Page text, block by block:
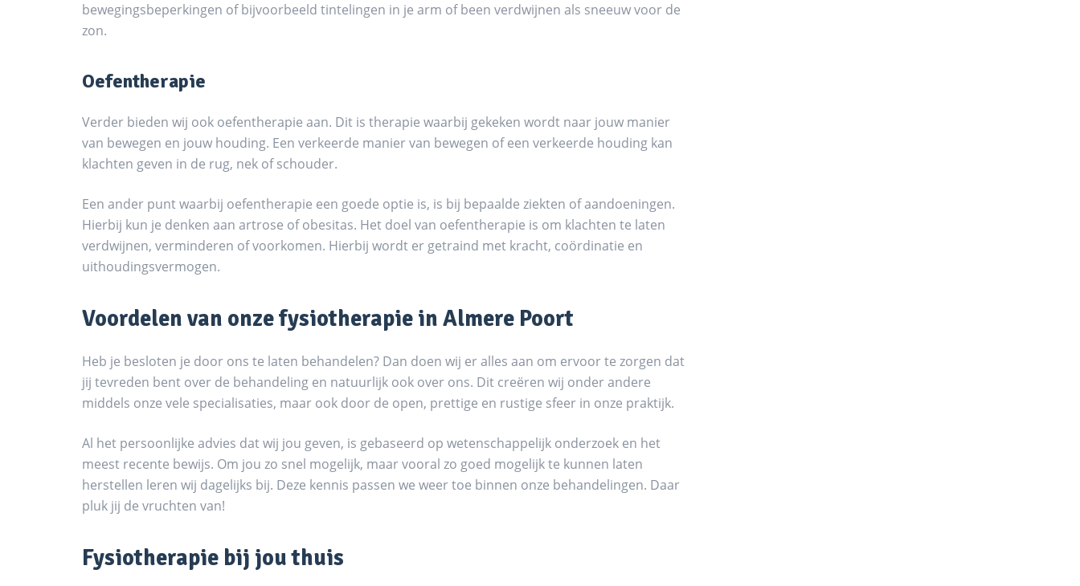
bewegingsbeperkingen of bijvoorbeeld tintelingen in je arm of been verdwijnen als sneeuw voor de
zon.
Oefentherapie
Verder bieden wij ook oefentherapie aan. Dit is therapie waarbij gekeken wordt naar jouw manier
van bewegen en jouw houding. Een verkeerde manier van bewegen of een verkeerde houding kan
klachten geven in de rug, nek of schouder.
Een ander punt waarbij oefentherapie een goede optie is, is bij bepaalde ziekten of aandoeningen.
Hierbij kun je denken aan artrose of obesitas. Het doel van oefentherapie is om klachten te laten
verdwijnen, verminderen of voorkomen. Hierbij wordt er getraind met kracht, coördinatie en
uithoudingsvermogen.
Voordelen van onze fysiotherapie in Almere Poort
Heb je besloten je door ons te laten behandelen? Dan doen wij er alles aan om ervoor te zorgen dat
jij tevreden bent over de behandeling en natuurlijk ook over ons. Dit creëren wij onder andere
middels onze vele specialisaties, maar ook door de open, prettige en rustige sfeer in onze praktijk.
Al het persoonlijke advies dat wij jou geven, is gebaseerd op wetenschappelijk onderzoek en het
meest recente bewijs. Om jou zo snel mogelijk, maar vooral zo goed mogelijk te kunnen laten
herstellen leren wij dagelijks bij. Deze kennis passen we weer toe binnen onze behandelingen. Daar
pluk jij de vruchten van!
Fysiotherapie bij jou thuis